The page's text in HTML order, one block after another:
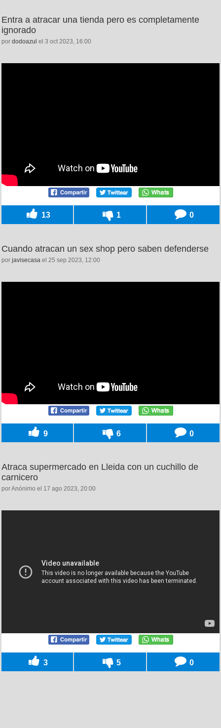
Entra a atracar una tienda pero es completamente
ignorado
por dodoazul el 3 oct 2023, 16:00
13 1 0
Cuando atracan un sex shop pero saben defenderse
por javisecasa el 25 sep 2023, 12:00
9 6 0
Atraca supermercado en Lleida con un cuchillo de
carnicero
por Anónimo el 17 ago 2023, 20:00
3 5 0